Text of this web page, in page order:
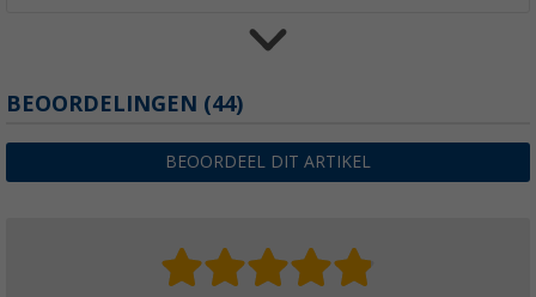
Thetford magneetventiel voor Thetford
€ 51,99Adviesprijs€ 70,79
BEOORDELINGEN (44)
BEOORDEEL DIT ARTIKEL